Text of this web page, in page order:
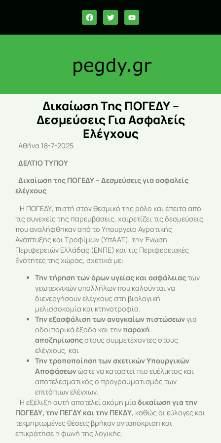
Δικαίωση Της ΠΟΓΕΔΥ –
Δεσμεύσεις Για Ασφαλείς
Ελέγχους
Αθήνα 18-7-2025
ΔΕΛΤΙΟ ΤΥΠΟΥ
Δικαίωση της ΠΟΓΕΔΥ – Δεσμεύσεις για ασφαλείς
ελέγχους
Η ΠΟΓΕΔΥ, πιστή στον θεσμικό της ρόλο και έπειτα από
τις συνεχείς της παρεμβάσεις, χαιρετίζει τις δεσμεύσεις
που αναλήφθηκαν από το Υπουργείο Αγροτικής
Ανάπτυξης και Τροφίμων (ΥπΑΑΤ), την Ένωση
Περιφερειών Ελλάδας (ΕΝΠΕ) και τις Περιφερειακές
Ενότητες της χώρας, σχετικά με:
Την τήρηση των όρων υγείας και ασφάλειαςτων
γεωτεχνικών υπαλλήλων που καλούνται να
διενεργήσουν ελέγχους στη βιολογική
μελισσοκομία και κτηνοτροφία.
Την εξασφάλιση των αναγκαίων πιστώσεωνγια
οδοιπορικά έξοδα και τηνπαροχή
αποζημίωσηςστους συμμετέχοντες στους
ελέγχους, και
Την τροποποίηση των σχετικών Υπουργικών
Αποφάσεωνώστε να καταστεί πιο ευέλικτος και
αποτελεσματικός ο προγραμματισμός των
επιτόπιων ελέγχων.
Η εξέλιξη αυτή αποτελεί ακόμη μίαδικαίωση για την
ΠΟΓΕΔΥ, την ΠΕΓΔΥ και την ΠΕΚΔΥ, καθώς οι εύλογες και
τεκμηριωμένες θέσεις βρήκαν ανταπόκριση και
επικράτησε η φωνή της λογικής.